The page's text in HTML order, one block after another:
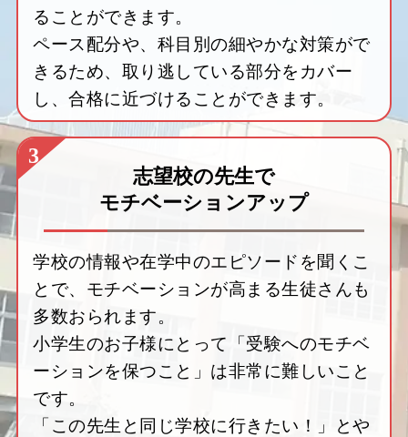
ることができます。
ペース配分や、科目別の細やかな対策がで
きるため、取り逃している部分をカバー
し、合格に近づけることができます。
3
志望校の先生で
モチベーションアップ
学校の情報や在学中のエピソードを聞くこ
とで、モチベーションが高まる生徒さんも
多数おられます。
小学生のお子様にとって「受験へのモチベ
ーションを保つこと」は非常に難しいこと
です。
「この先生と同じ学校に行きたい！」とや